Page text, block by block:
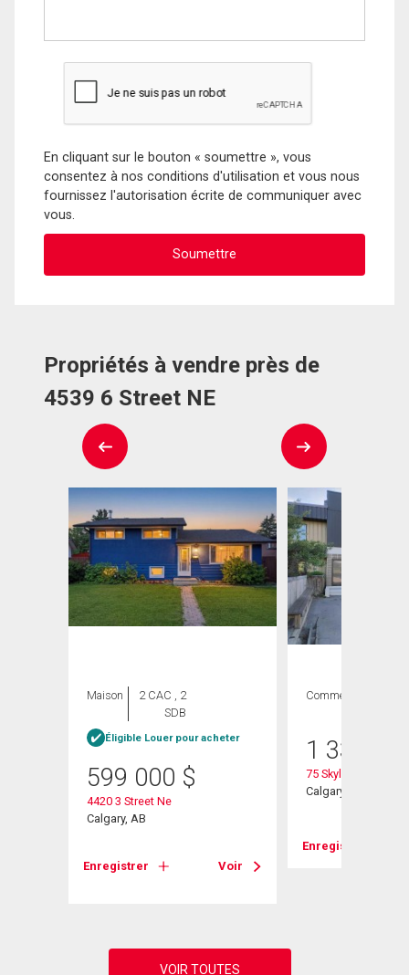
En cliquant sur le bouton « soumettre », vous
consentez à nos conditions d'utilisation et vous nous
fournissez l'autorisation écrite de communiquer avec
vous.
Propriétés à vendre près de
4539 6 Street NE
Maison
2 CAC , 2
SDB
Éligible Louer pour acheter
599 000 $
4420 3 Street Ne
Calgary, AB
Enregistrer Voir
Commercial
1 330
75 Skyline Crescent
Calgary, AB
Enregistrer